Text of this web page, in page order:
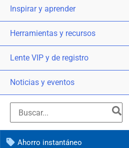
Inspirar y aprender
Herramientas y recursos
Lente VIP y de registro
Noticias y eventos
Ahorro instantáneo